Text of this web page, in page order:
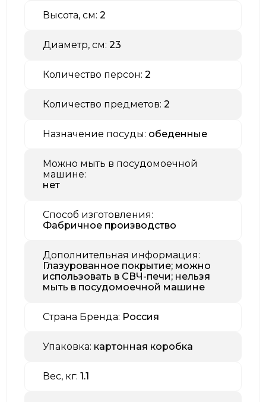
Высота, см: 2
Диаметр, см: 23
Количество персон: 2
Количество предметов: 2
Назначение посуды: обеденные
Можно мыть в посудомоечной
машине:
нет
Способ изготовления:
Фабричное производство
Дополнительная информация:
Глазурованное покрытие; можно
использовать в СВЧ-печи; нельзя
мыть в посудомоечной машине
Страна Бренда: Россия
Упаковка: картонная коробка
Вес, кг: 1.1